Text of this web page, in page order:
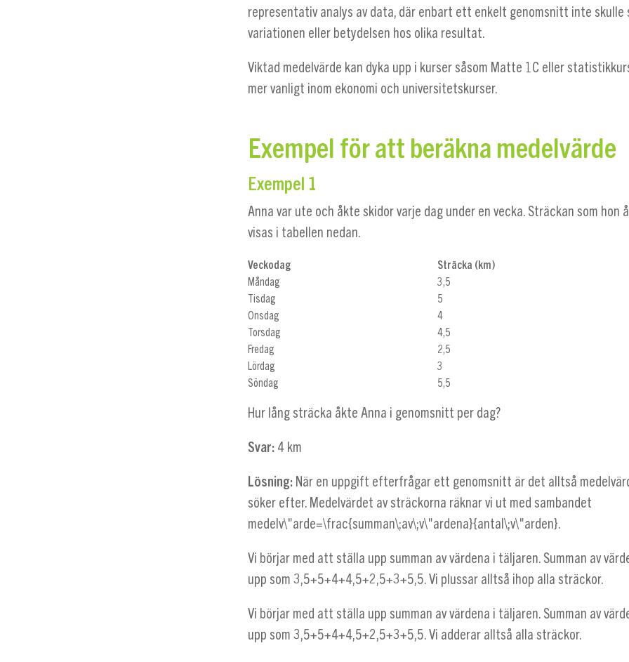
representativ analys av data, där enbart ett enkelt genomsnitt inte skulle
variationen eller betydelsen hos olika resultat.
Viktad medelvärde kan dyka upp i kurser såsom Matte 1C eller
mer vanligt inom ekonomi och universitetskurser.
Exempel för att beräkna medelvärde
Exempel 1
Anna var ute och åkte skidor varje dag under en vecka. Sträckan som hon
visas i tabellen nedan.
Veckodag
Sträcka (km)
Måndag
3,5
Tisdag
5
Onsdag
4
Torsdag
4,5
Fredag
2,5
Lördag
3
Söndag
5,5
Hur lång sträcka åkte Anna i genomsnitt per dag?
Svar: 4 km
Lösning: När en uppgift efterfrågar ett genomsnitt är det alltså
söker efter. Medelvärdet av sträckorna räknar vi ut med sambandet
medelv\"arde=\frac{summan\;av\;v\"ardena}{antal\;v\"arden}.
Vi börjar med att ställa upp summan av värdena i täljaren. Summan av
upp som 3,5+5+4+4,5+2,5+3+5,5. Vi plussar alltså ihop alla sträckor.
Vi börjar med att ställa upp summan av värdena i täljaren. Summan av
upp som 3,5+5+4+4,5+2,5+3+5,5. Vi adderar alltså alla sträckor.